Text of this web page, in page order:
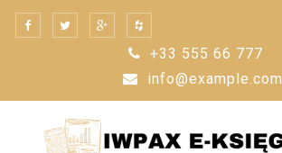
Skip
+33 555 66 777
info@example.com